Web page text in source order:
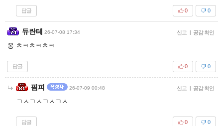
답글 0
0
듀란테 26-07-08 17:34 신고 | 공감 확인
옹 ㅊㅋㅊㅋㅊㅋ
답글 0
0
핌피 26-07-09 00:48 신고 | 공감 확인
ㄱㅅㄱㅅㄱㅅㄱㅅ
답글 0
0